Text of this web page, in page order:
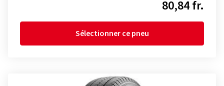
80,84 fr.
Sélectionner ce pneu